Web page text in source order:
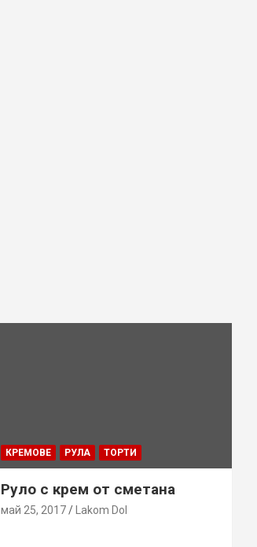
КРЕМОВЕ РУЛА ТОРТИ
Руло с крем от сметана
май 25, 2017 Lakom Dol